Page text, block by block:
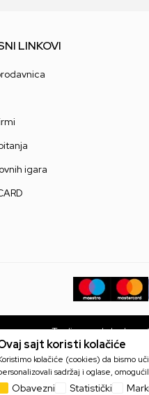
LINKOVI
igara
Trudimo se da
bez grešaka. Svi
sajt koristi kolačiće
kolačiće (cookies) da bismo
sadržaj i oglase,
Obavezni Statistički